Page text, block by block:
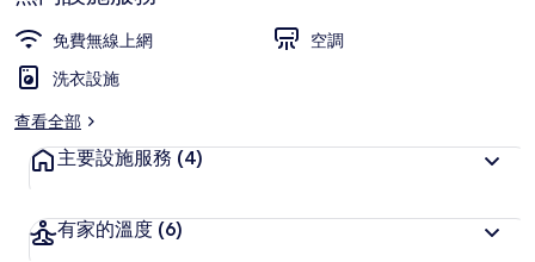
免費無線上網
空調
洗衣設施
查看全部
主要設施服務 (4)
有家的溫度 (6)